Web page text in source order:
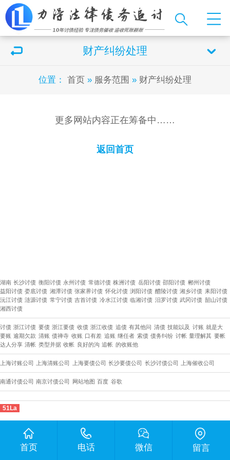
财产纠纷处理
位置： 首页 » 服务范围 » 财产纠纷处理
更多网站内容正在筹备中……
返回首页
湖南 长沙讨债 衡阳讨债 永州讨债 常德讨债 株洲讨债 岳阳讨债 邵阳讨债 郴州讨债
益阳讨债 娄底讨债 湘潭讨债 张家界讨债 怀化讨债 浏阳讨债 醴陵讨债 湘乡讨债 耒阳讨债
沅江讨债 涟源讨债 常宁讨债 吉首讨债 冷水江讨债 临湘讨债 汨罗讨债 武冈讨债 韶山讨债
湘西讨债
讨债 浙江讨债 要债 浙江要债 收债 浙江收债 追债 有其他问 清债 技能以及 讨账 就是大
要账 逾期欠款 清账 债禅寺 收账 口有差 追账 继任者 索债 债务纠纷 讨帐 量理解其 要帐
达人分享 清帐 类型并据 收帐 良好的沟 追帐 的收账他
上海讨账公司 上海清账公司 上海要债公司 长沙要债公司 ​长沙讨债公司 上海催收公司
首页 电话 微信 留言
南通讨债公司 南京讨债公司 网站地图 百度 谷歌
51La